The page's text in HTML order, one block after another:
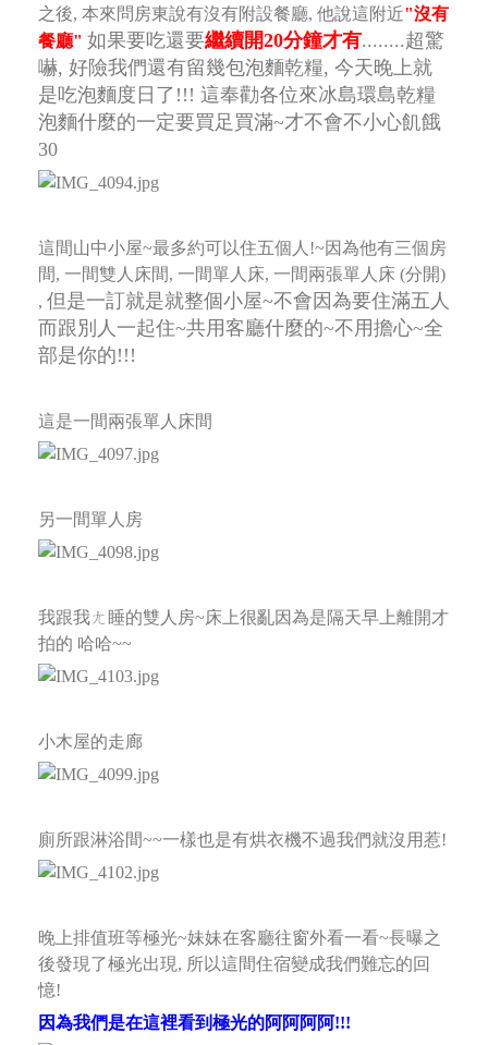
之後, 本來問房東說有沒有附設餐廳, 他說這附近"沒有
餐廳" 如果要吃還要繼續開20分鐘才有........超驚
嚇, 好險我們還有留幾包泡麵乾糧, 今天晚上就
是吃泡麵度日了!!! 這奉勸各位來冰島環島乾糧
泡麵什麼的一定要買足買滿~才不會不小心飢餓
30
這間山中小屋~最多約可以住五個人!~因為他有三個房
間, 一間雙人床間, 一間單人床, 一間兩張單人床 (分開)
, 但是一訂就是就整個小屋~不會因為要住滿五人
而跟別人一起住~共用客廳什麼的~不用擔心~全
部是你的!!!
這是一間兩張單人床間
另一間單人房
我跟我ㄤ睡的雙人房~床上很亂因為是隔天早上離開才
拍的 哈哈~~
小木屋的走廊
廁所跟淋浴間~~一樣也是有烘衣機不過我們就沒用惹!
晚上排值班等極光~妹妹在客廳往窗外看一看~長曝之
後發現了極光出現, 所以這間住宿變成我們難忘的回
憶!
因為我們是在這裡看到極光的阿阿阿阿!!!